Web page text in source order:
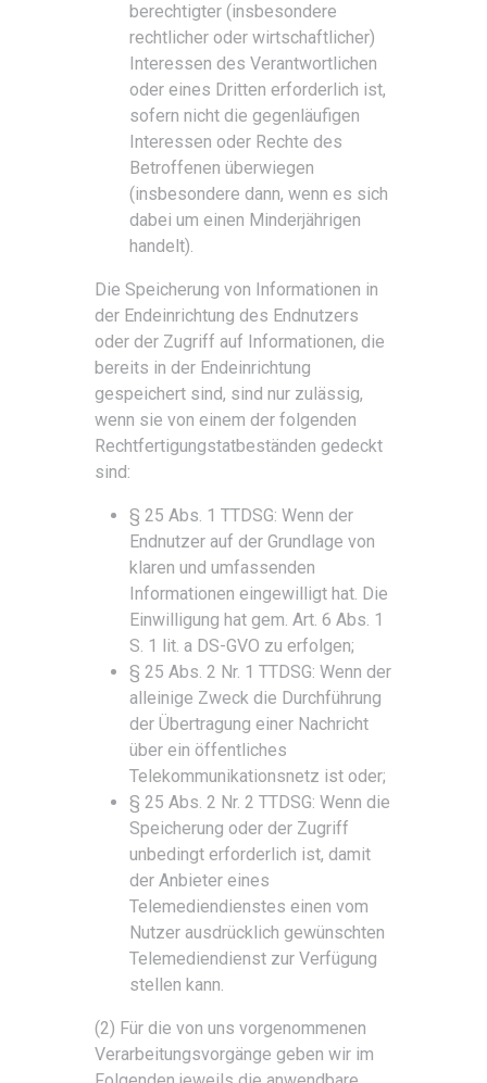
berechtigter (insbesondere
rechtlicher oder wirtschaftlicher)
Interessen des Verantwortlichen
oder eines Dritten erforderlich ist,
sofern nicht die gegenläufigen
Interessen oder Rechte des
Betroffenen überwiegen
(insbesondere dann, wenn es sich
dabei um einen Minderjährigen
handelt).
Die Speicherung von Informationen in
der Endeinrichtung des Endnutzers
oder der Zugriff auf Informationen, die
bereits in der Endeinrichtung
gespeichert sind, sind nur zulässig,
wenn sie von einem der folgenden
Rechtfertigungstatbeständen gedeckt
sind:
§ 25 Abs. 1 TTDSG: Wenn der
Endnutzer auf der Grundlage von
klaren und umfassenden
Informationen eingewilligt hat. Die
Einwilligung hat gem. Art. 6 Abs. 1
S. 1 lit. a DS-GVO zu erfolgen;
§ 25 Abs. 2 Nr. 1 TTDSG: Wenn der
alleinige Zweck die Durchführung
der Übertragung einer Nachricht
über ein öffentliches
Telekommunikationsnetz ist oder;
§ 25 Abs. 2 Nr. 2 TTDSG: Wenn die
Speicherung oder der Zugriff
unbedingt erforderlich ist, damit
der Anbieter eines
Telemediendienstes einen vom
Nutzer ausdrücklich gewünschten
Telemediendienst zur Verfügung
stellen kann.
(2) Für die von uns vorgenommenen
Verarbeitungsvorgänge geben wir im